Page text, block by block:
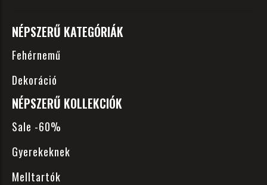
NÉPSZERŰ KATEGÓRIÁK
Fehérnemű
Dekoráció
NÉPSZERŰ KOLLEKCIÓK
Sale -60%
Gyerekeknek
Melltartók